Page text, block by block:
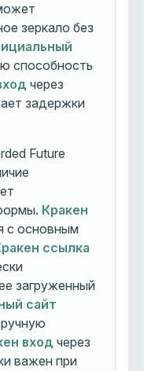
зеркало без
способность
через
задержки
Future
Кракен
с основным
ссылка
загруженный
сайт
вход через
важен при